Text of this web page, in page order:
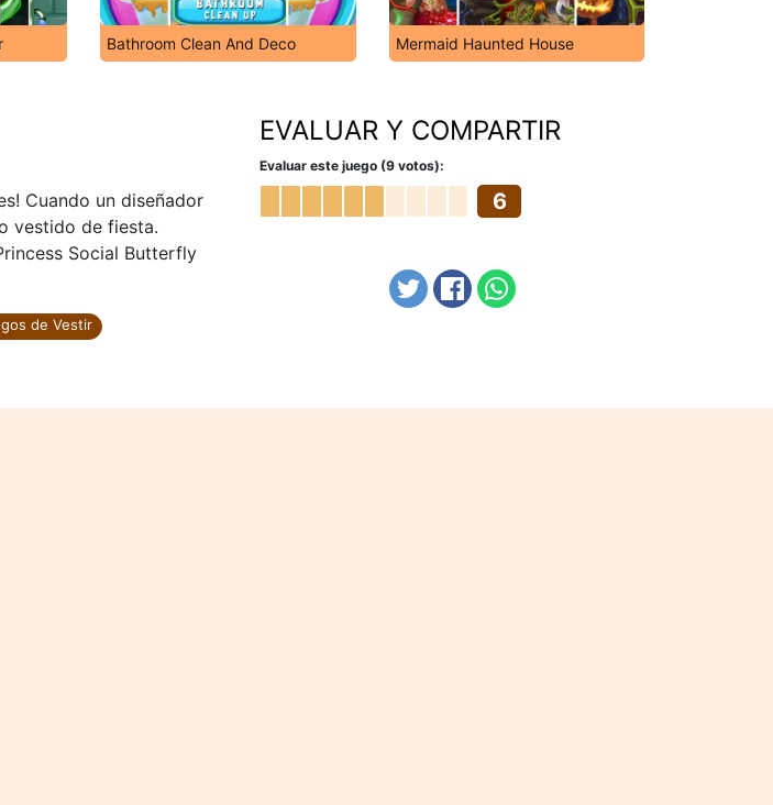
Bathroom Clean And Deco Mermaid Haunted House
Cuando un diseñador
vestido de fiesta.
Social Butterfly
de Vestir
EVALUAR Y COMPARTIR
Evaluar este juego (9 votos):
6